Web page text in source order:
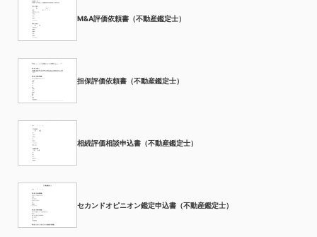
M&A評価依頼書（不動産鑑定士）
担保評価依頼書（不動産鑑定士）
相続評価相談申込書（不動産鑑定士）
セカンドオピニオン鑑定申込書（不動産鑑定士）